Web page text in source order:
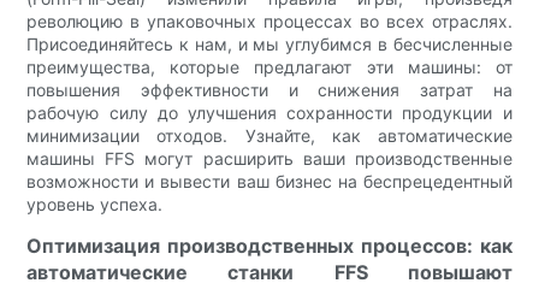
революцию в упаковочных процессах во всех отраслях.
Присоединяйтесь к нам, и мы углубимся в бесчисленные
преимущества, которые предлагают эти машины: от
повышения эффективности и снижения затрат на
рабочую силу до улучшения сохранности продукции и
минимизации отходов. Узнайте, как автоматические
машины FFS могут расширить ваши производственные
возможности и вывести ваш бизнес на беспрецедентный
уровень успеха.
Оптимизация производственных процессов: как
автоматические станки FFS повышают